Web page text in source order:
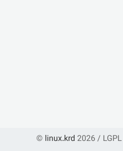
© linux.krd 2026 / LGPL